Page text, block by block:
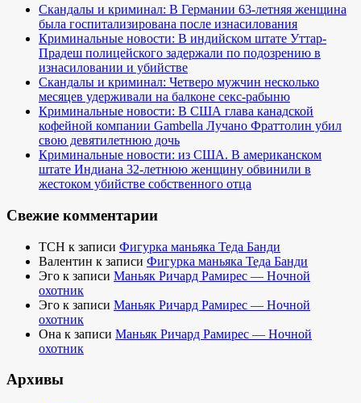
Скандалы и криминал: В Германии 63-летняя женщина
была госпитализирована после изнасилования
Криминальные новости: В индийском штате Уттар-
Прадеш полицейского задержали по подозрению в
изнасиловании и убийстве
Скандалы и криминал: Четверо мужчин несколько
месяцев удерживали на балконе секс-рабыню
Криминальные новости: В США глава канадской
кофейной компании Gambella Лучано Фраттолин убил
свою девятилетнюю дочь
Криминальные новости: из США. В американском
штате Индиана 32-летнюю женщину обвинили в
жестоком убийстве собственного отца
Свежие комментарии
TCH к записи Фигурка маньяка Теда Банди
Валентин к записи Фигурка маньяка Теда Банди
Эго к записи Маньяк Ричард Рамирес — Ночной
охотник
Эго к записи Маньяк Ричард Рамирес — Ночной
охотник
Она к записи Маньяк Ричард Рамирес — Ночной
охотник
Архивы